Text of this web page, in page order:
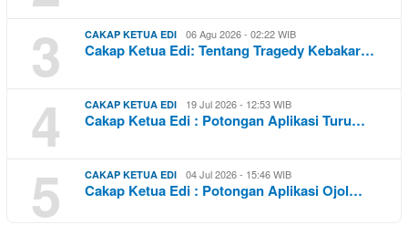
3 CAKAP KETUA EDI 06 Agu 2026 - 02:22 WIB
Cakap Ketua Edi: Tentang Tragedy Kebakar…
4 CAKAP KETUA EDI 19 Jul 2026 - 12:53 WIB
Cakap Ketua Edi : Potongan Aplikasi Turu…
5 CAKAP KETUA EDI 04 Jul 2026 - 15:46 WIB
Cakap Ketua Edi : Potongan Aplikasi Ojol…